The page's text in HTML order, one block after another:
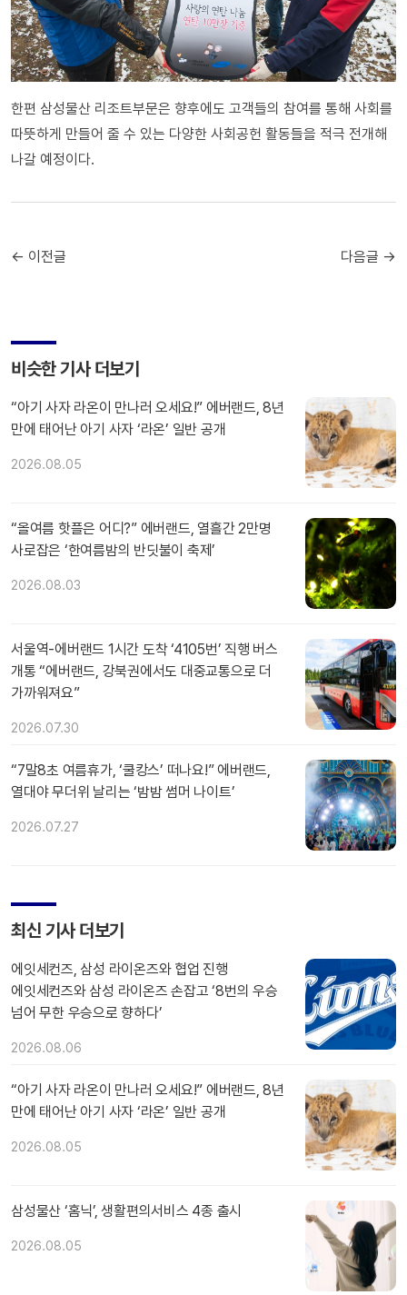
한편 삼성물산 리조트부문은 향후에도 고객들의 참여를 통해 사회를
따뜻하게 만들어 줄 수 있는 다양한 사회공헌 활동들을 적극 전개해
나갈 예정이다.
← 이전글 다음글 →
비슷한 기사 더보기
“아기 사자 라온이 만나러 오세요!” 에버랜드, 8년
만에 태어난 아기 사자 ‘라온’ 일반 공개
2026.08.05
“올여름 핫플은 어디?” 에버랜드, 열흘간 2만명
사로잡은 ‘한여름밤의 반딧불이 축제’
2026.08.03
서울역-에버랜드 1시간 도착 ‘4105번’ 직행 버스
개통 “에버랜드, 강북권에서도 대중교통으로 더
가까워져요”
2026.07.30
“7말8초 여름휴가, ‘쿨캉스’ 떠나요!” 에버랜드,
열대야 무더위 날리는 ‘밤밤 썸머 나이트’
2026.07.27
최신 기사 더보기
에잇세컨즈, 삼성 라이온즈와 협업 진행
에잇세컨즈와 삼성 라이온즈 손잡고 ‘8번의 우승
넘어 무한 우승으로 향하다’
2026.08.06
“아기 사자 라온이 만나러 오세요!” 에버랜드, 8년
만에 태어난 아기 사자 ‘라온’ 일반 공개
2026.08.05
삼성물산 ‘홈닉’, 생활편의서비스 4종 출시
2026.08.05